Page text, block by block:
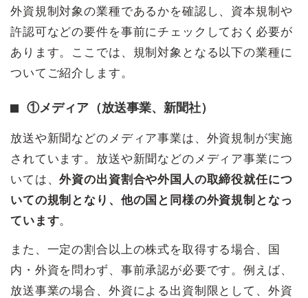
外資規制対象の業種であるかを確認し、資本規制や
許認可などの要件を事前にチェックしておく必要が
あります。ここでは、規制対象となる以下の業種に
ついてご紹介します。
①メディア（放送事業、新聞社）
放送や新聞などのメディア事業は、外資規制が実施
されています。放送や新聞などのメディア事業につ
いては、外資の出資割合や外国人の取締役就任につ
いての規制となり、他の国と同様の外資規制となっ
ています。
また、一定の割合以上の株式を取得する場合、国
内・外資を問わず、事前承認が必要です。例えば、
放送事業の場合、外資による出資制限として、外資